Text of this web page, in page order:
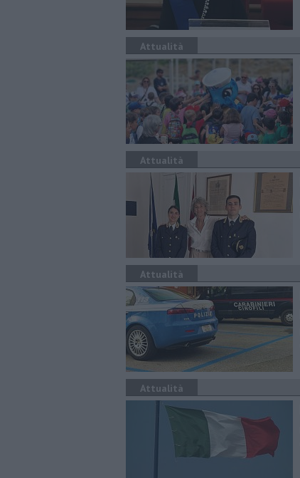
Attualità
Attualità
Attualità
Attualità